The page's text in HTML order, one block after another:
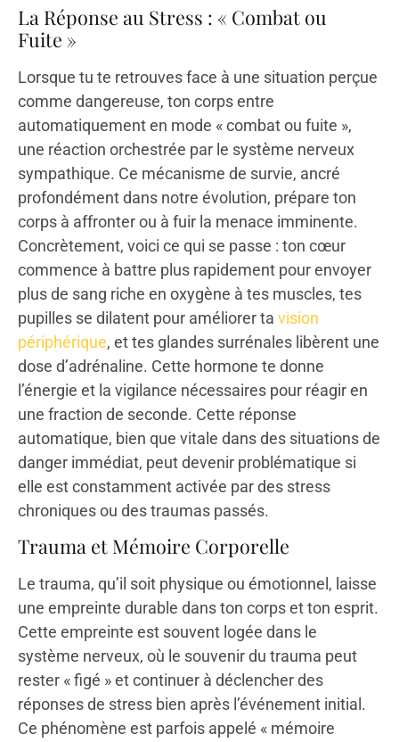
La Réponse au Stress : « Combat ou
Fuite »
Lorsque tu te retrouves face à une situation perçue
comme dangereuse, ton corps entre
automatiquement en mode « combat ou fuite »,
une réaction orchestrée par le système nerveux
sympathique. Ce mécanisme de survie, ancré
profondément dans notre évolution, prépare ton
corps à affronter ou à fuir la menace imminente.
Concrètement, voici ce qui se passe : ton cœur
commence à battre plus rapidement pour envoyer
plus de sang riche en oxygène à tes muscles, tes
pupilles se dilatent pour améliorer ta vision
périphérique, et tes glandes surrénales libèrent une
dose d’adrénaline. Cette hormone te donne
l’énergie et la vigilance nécessaires pour réagir en
une fraction de seconde. Cette réponse
automatique, bien que vitale dans des situations de
danger immédiat, peut devenir problématique si
elle est constamment activée par des stress
chroniques ou des traumas passés.
Trauma et Mémoire Corporelle
Le trauma, qu’il soit physique ou émotionnel, laisse
une empreinte durable dans ton corps et ton esprit.
Cette empreinte est souvent logée dans le
système nerveux, où le souvenir du trauma peut
rester « figé » et continuer à déclencher des
réponses de stress bien après l’événement initial.
Ce phénomène est parfois appelé « mémoire